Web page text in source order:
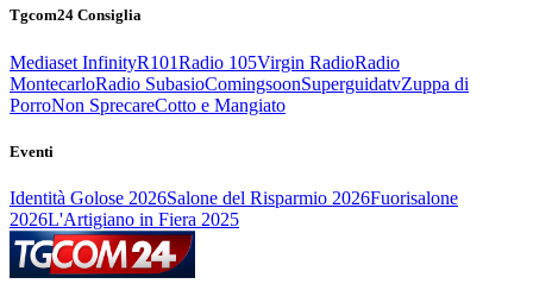
Tgcom24 Consiglia
Mediaset InfinityR101Radio 105Virgin RadioRadio
MontecarloRadio SubasioComingsoonSuperguidatvZuppa di
PorroNon SprecareCotto e Mangiato
Eventi
Identità Golose 2026Salone del Risparmio 2026Fuorisalone
2026L'Artigiano in Fiera 2025